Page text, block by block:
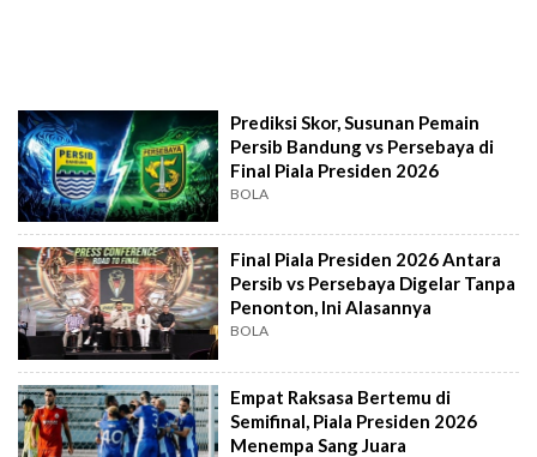
Prediksi Skor, Susunan Pemain
Persib Bandung vs Persebaya di
Final Piala Presiden 2026
BOLA
Final Piala Presiden 2026 Antara
Persib vs Persebaya Digelar Tanpa
Penonton, Ini Alasannya
BOLA
Empat Raksasa Bertemu di
Semifinal, Piala Presiden 2026
Menempa Sang Juara